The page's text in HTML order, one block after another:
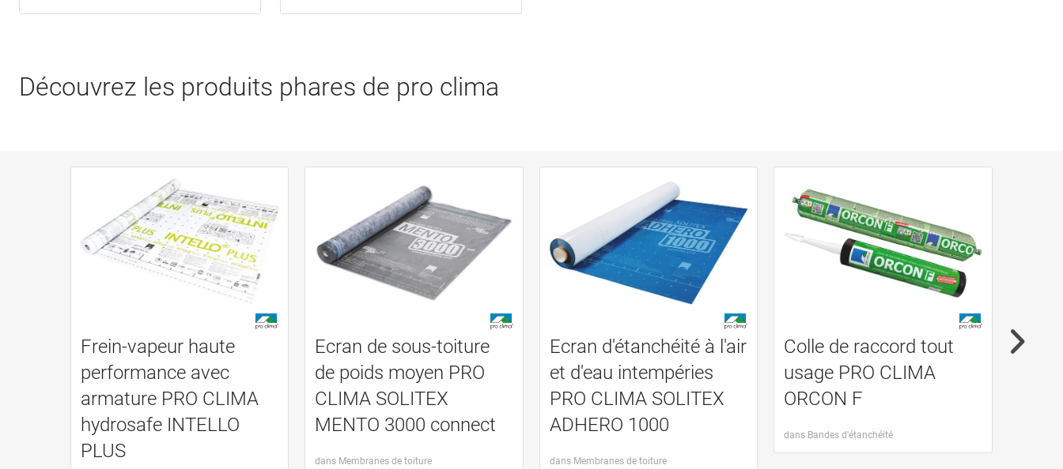
Découvrez les produits phares de pro clima
Frein-vapeur haute
performance avec
armature PRO CLIMA
hydrosafe INTELLO
PLUS
Ecran de sous-toiture
de poids moyen PRO
CLIMA SOLITEX
MENTO 3000 connect
dans Membranes de toiture
Ecran d'étanchéité à l'air
et d'eau intempéries
PRO CLIMA SOLITEX
ADHERO 1000
dans Membranes de toiture
Colle de raccord tout
usage PRO CLIMA
ORCON F
dans Bandes d'étanchéité